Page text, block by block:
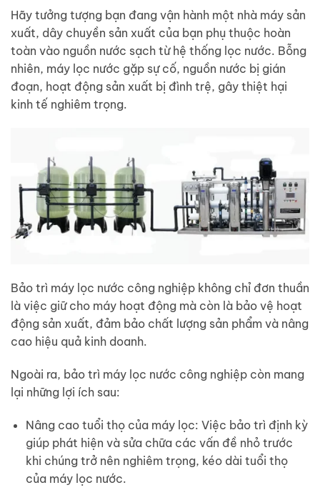
Hãy tưởng tượng bạn đang vận hành một nhà máy sản
xuất, dây chuyền sản xuất của bạn phụ thuộc hoàn
toàn vào nguồn nước sạch từ hệ thống lọc nước. Bỗng
nhiên, máy lọc nước gặp sự cố, nguồn nước bị gián
đoạn, hoạt động sản xuất bị đình trệ, gây thiệt hại
kinh tế nghiêm trọng.
Bảo trì máy lọc nước công nghiệp không chỉ đơn thuần
là việc giữ cho máy hoạt động mà còn là bảo vệ hoạt
động sản xuất, đảm bảo chất lượng sản phẩm và nâng
cao hiệu quả kinh doanh.
Ngoài ra, bảo trì máy lọc nước công nghiệp còn mang
lại những lợi ích sau:
Nâng cao tuổi thọ của máy lọc: Việc bảo trì định kỳ
giúp phát hiện và sửa chữa các vấn đề nhỏ trước
khi chúng trở nên nghiêm trọng, kéo dài tuổi thọ
của máy lọc nước.